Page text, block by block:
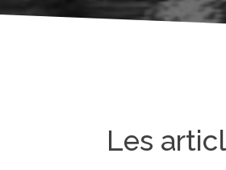
Les